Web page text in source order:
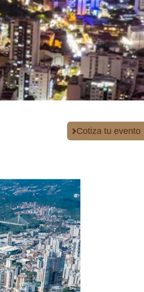
Cotiza tu evento